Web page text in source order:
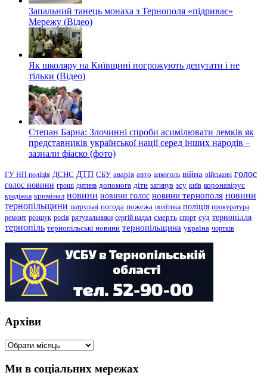
Запальний танець монаха з Тернополя «підриває»
Мережу (Відео)
Як школяру на Київщині погрожують депутати і не
тільки (Відео)
Степан Барна: Злочинні спроби асимілювати лемків як
представників української нації серед інших народів –
зазнали фіаско (фото)
ГУ НП поліція ДСНС ДТП СБУ аварія авто алкоголь війна військові голос
голос новини гроші дитина допомога діти загинув зсу київ коронавірус
крадіжка кримінал новини новини голос новини тернополя новини
тернопільщини патрульні погода пожежа політика поліція прокуратура
ремонт розшук росія рятувальники сергій надал смерть спорт суд тернопілля
тернопіль тернопільські новини тернопільщина україна чортків
Архіви
Архіви
Ми в соціальних мережах